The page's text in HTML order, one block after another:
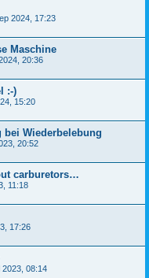
2024, 17:23
Maschine
20:36
:-)
15:20
bei Wiederbelebung
20:52
carburetors…
11:18
17:26
2023, 08:14